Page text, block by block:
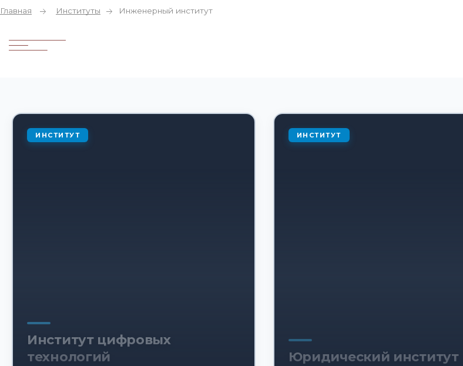
Главная Институты Инженерный институт
Институт цифровых
технологий
ИНСТИТУТ
Юридический институт
ИНСТИТУТ